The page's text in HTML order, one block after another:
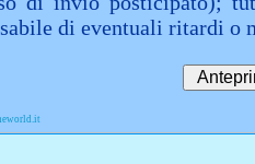
di eventuali ritardi o